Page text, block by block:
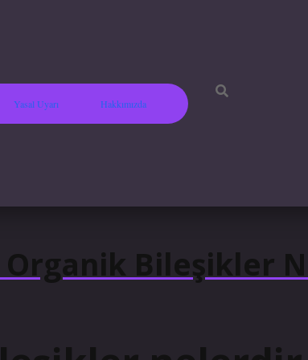
Yasal Uyarı Hakkımızda
Organik Bileşikler